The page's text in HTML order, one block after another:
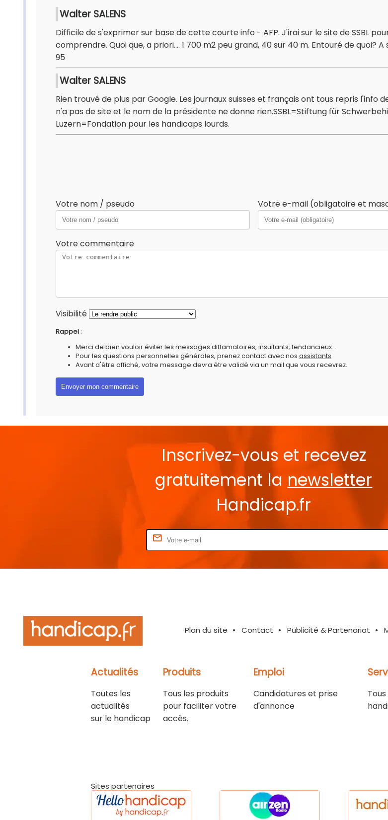
Walter SALENS
Difficile de s'exprimer sur base de cette courte info - AFP. J'irai sur le site de SSBL
comprendre. Quoi que, a priori.... 1 700 m2 peu grand, 40 sur 40 m. Entouré de quoi?
95
Walter SALENS
Rien trouvé de plus par Google. Les journaux suisses et français ont tous repris l'info de
n'a pas de site et le nom de la présidente ne donne rien.SSBL=Stiftung für
Luzern=Fondation pour les handicaps lourds.
Votre nom / pseudo Votre e-mail (obligatoire et
Votre commentaire
Visibilité
Rappel :
Merci de bien vouloir éviter les messages diffamatoires, insultants, tendancieux...
Pour les questions personnelles générales, prenez contact avec nos assistants
Avant d'être affiché, votre message devra être validé via un mail que vous recevrez.
Inscrivez-vous et recevez
gratuitement la newsletter
Handicap.fr
Plan du site Contact Publicité & Partenariat
Actualités
Toutes les
actualités
sur le handicap
Produits
Tous les produits
pour faciliter votre
accès.
Emploi
Candidatures et prise
d'annonce
Sites partenaires